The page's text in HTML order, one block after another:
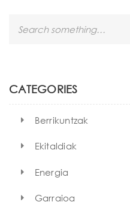
h
CATEGORIES
Berrikuntzak
Ekitaldiak
Energia
Garraioa